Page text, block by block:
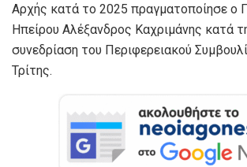
Αρχής κατά το 2025 πραγματοποίησε ο
Ηπείρου Αλέξανδρος Καχριμάνης κατά
συνεδρίαση του Περιφερειακού
Τρίτης.